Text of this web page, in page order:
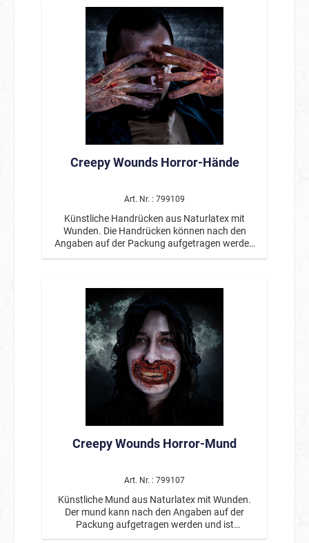
Creepy Wounds Horror-Hände
Art. Nr. : 799109
Künstliche Handrücken aus Naturlatex mit
Wunden. Die Handrücken können nach den
Angaben auf der Packung aufgetragen werden
Creepy Wounds Horror-Mund
Art. Nr. : 799107
Künstliche Mund aus Naturlatex mit Wunden.
Der mund kann nach den Angaben auf der
Packung aufgetragen werden und ist
wiederverwendbar. Inklusive eines Hautklebers.